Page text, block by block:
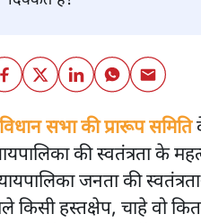
सभा की प्रारूप समिति
की स्वतंत्रता के
जनता की
किसी हस्तक्षेप, चाहे वो